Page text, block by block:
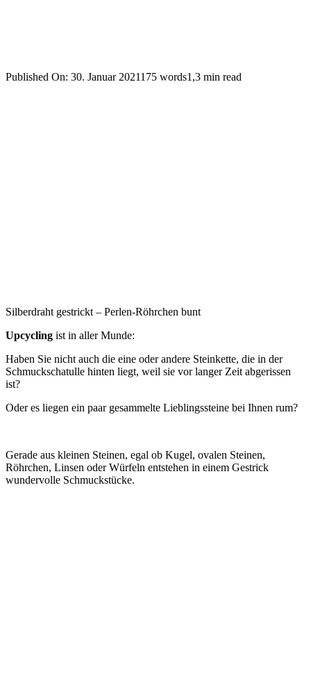
Published On: 30. Januar 2021175 words1,3 min read
Silberdraht gestrickt – Perlen-Röhrchen bunt
Upcycling ist in aller Munde:
Haben Sie nicht auch die eine oder andere Steinkette, die in der
Schmuckschatulle hinten liegt, weil sie vor langer Zeit abgerissen
ist?
Oder es liegen ein paar gesammelte Lieblingssteine bei Ihnen rum?
Gerade aus kleinen Steinen, egal ob Kugel, ovalen Steinen,
Röhrchen, Linsen oder Würfeln entstehen in einem Gestrick
wundervolle Schmuckstücke.